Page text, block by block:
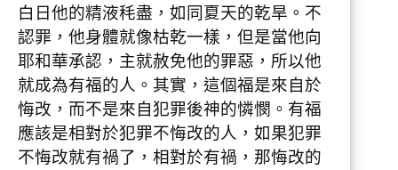
白日他的精液秏盡，如同夏天的乾旱。不
認罪，他身體就像枯乾一樣，但是當他向
耶和華承認，主就赦免他的罪惡，所以他
就成為有福的人。其實，這個福是來自於
悔改，而不是來自犯罪後神的憐憫。有福
應該是相對於犯罪不悔改的人，如果犯罪
不悔改就有禍了，相對於有禍，那悔改的